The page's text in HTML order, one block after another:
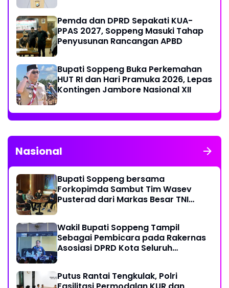
Pemda dan DPRD Sepakati KUA-
PPAS 2027, Soppeng Masuki Tahap
Penyusunan Rancangan APBD
Bupati Soppeng Buka Perkemahan
HUT RI dan Hari Pramuka 2026, Lepas
Kontingen Jambore Nasional XII
Nasional
Bupati Soppeng bersama
Forkopimda Sambut Tim Wasev
Pusterad dari Markas Besar TNI
Wakil Bupati Soppeng Tampil
Sebagai Pembicara pada Rakernas
Asosiasi DPRD Kota Seluruh
Putus Rantai Tengkulak, Polri